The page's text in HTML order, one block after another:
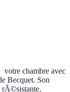
chambre avec
Becquet. Son
rÃ©sistante,